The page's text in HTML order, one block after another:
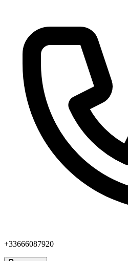
+33666087920